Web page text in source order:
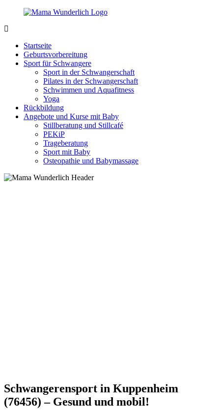
Zurück
Inhalt
sein
wunderbar!
Startseite
Geburtsvorbereitung
Sport für Schwangere
Sport in der Schwangerschaft
Pilates in der Schwangerschaft
Schwimmen und Aquafitness
Yoga
Rückbildung
Angebote und Kurse mit Baby
Stillberatung und Stillcafé
PEKiP
Trageberatung
Sport mit Baby
Osteopathie und Babymassage
Schwangerensport in Kuppenheim
(76456) – Gesund und mobil!